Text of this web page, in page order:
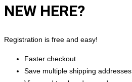
NEW HERE?
Registration is free and easy!
Faster checkout
Save multiple shipping addresses